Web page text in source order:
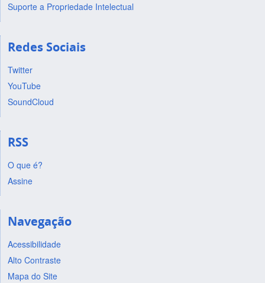
Suporte a Propriedade Intelectual
Redes Sociais
Twitter
YouTube
SoundCloud
RSS
O que é?
Assine
Navegação
Acessibilidade
Alto Contraste
Mapa do Site